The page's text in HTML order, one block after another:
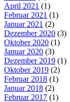
April 2021 (1)
Februar 2021 (1)
Januar 2021 (2)
Dezember 2020 (3)
Oktober 2020 (1)
Januar 2020 (3)
Dezember 2019 (1)
Oktober 2019 (2)
Februar 2018 (1)
Januar 2018 (2)
Februar 2017 (1)